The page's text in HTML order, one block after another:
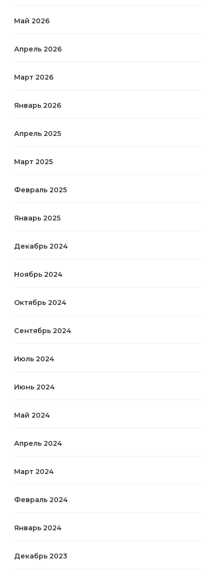
Май 2026
Апрель 2026
Март 2026
Январь 2026
Апрель 2025
Март 2025
Февраль 2025
Январь 2025
Декабрь 2024
Ноябрь 2024
Октябрь 2024
Сентябрь 2024
Июль 2024
Июнь 2024
Май 2024
Апрель 2024
Март 2024
Февраль 2024
Январь 2024
Декабрь 2023